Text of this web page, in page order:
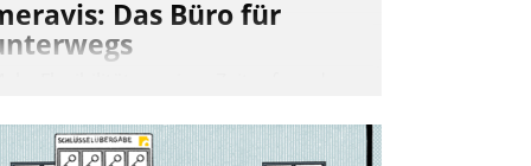
Das Büro für
das aktuelle Cockpit für mobile